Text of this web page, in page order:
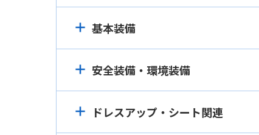
基本装備
安全装備・環境装備
ドレスアップ・シート関連